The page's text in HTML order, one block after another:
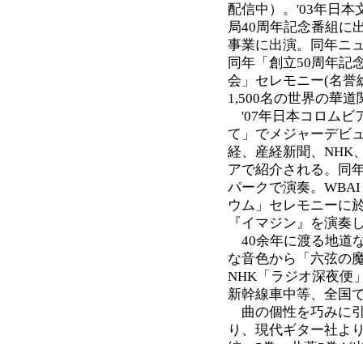
配信中）。'03年日本
局40周年記念番組に
事業に出演。同年ニ
同年「創立50周年記
会」セレモニー(名誉
1,500名の世界の華
'07年日本コロムビ
て」でメジャーデビ
経、産経新聞、NHK
アで紹介される。同
パークで演奏。
ウム」セレモニーに
『イマジン』を演奏
40余年に渡る地道
な音色から「六弦の
NHK「ラジオ深夜便
新幹線車中等、全国
曲の個性を巧みに
り、現代ギター社よ